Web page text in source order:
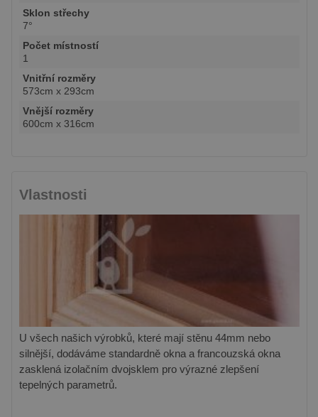
Sklon střechy
7°
Počet místností
1
Vnitřní rozměry
573cm x 293cm
Vnější rozměry
600cm x 316cm
Vlastnosti
U všech našich výrobků, které mají stěnu 44mm nebo
silnější, dodáváme standardně okna a francouzská okna
zasklená izolačním dvojsklem pro výrazné zlepšení
tepelných parametrů.